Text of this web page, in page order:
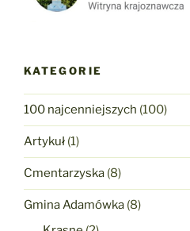
KATEGORIE
100 najcenniejszych (100)
Artykuł (1)
Cmentarzyska (8)
Gmina Adamówka (8)